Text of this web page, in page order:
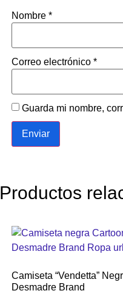
Nombre *
Correo electrónico *
Guarda mi nombre,
Productos
Camiseta “Vendetta”
Desmadre Brand